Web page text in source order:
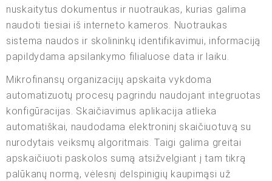
nuskaitytus dokumentus ir nuotraukas, kurias galima
naudoti tiesiai iš interneto kameros. Nuotraukas
sistema naudos ir skolininkų identifikavimui, informaciją
papildydama apsilankymo filialuose data ir laiku.
Mikrofinansų organizacijų apskaita vykdoma
automatizuotų procesų pagrindu naudojant integruotas
konfigūracijas. Skaičiavimus aplikacija atlieka
automatiškai, naudodama elektroninį skaičiuotuvą su
nurodytais veiksmų algoritmais. Taigi galima greitai
apskaičiuoti paskolos sumą atsižvelgiant į tam tikrą
palūkanų normą, vėlesnį delspinigių kaupimąsi už